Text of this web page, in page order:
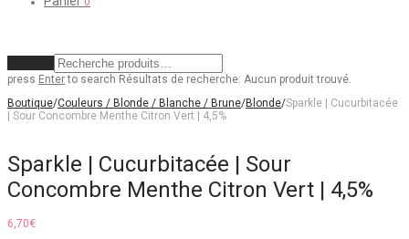
press Enterto search Résultats de recherche: Aucun produit trouvé.
Boutique/Couleurs / Blonde / Blanche / Brune/Blonde/Sparkle | Cucurbitacée
| Sour Concombre Menthe Citron Vert | 4,5%
Sparkle | Cucurbitacée | Sour
Concombre Menthe Citron Vert | 4,5%
6,70€